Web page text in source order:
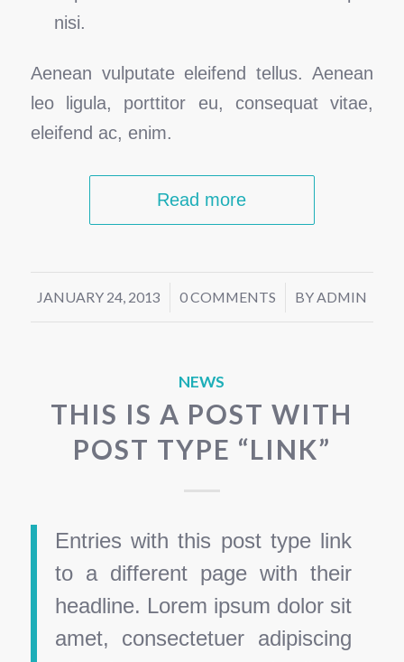
nisi.
Aenean vulputate eleifend tellus. Aenean
leo ligula, porttitor eu, consequat vitae,
eleifend ac, enim.
Read more
JANUARY 24, 2013
/ 0 COMMENTS
/ BY ADMIN
NEWS
THIS IS A POST WITH
POST TYPE “LINK”
Entries with this post type link
to a different page with their
headline. Lorem ipsum dolor sit
amet, consectetuer adipiscing